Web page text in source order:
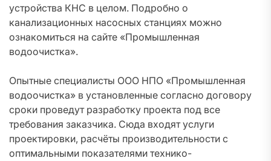
устройства КНС в целом. Подробно о
канализационных насосных станциях можно
ознакомиться на сайте «Промышленная
водоочистка».
Опытные специалисты ООО НПО «Промышленная
водоочистка» в установленные согласно договору
сроки проведут разработку проекта под все
требования заказчика. Сюда входят услуги
проектировки, расчёты производительности с
оптимальными показателями технико-